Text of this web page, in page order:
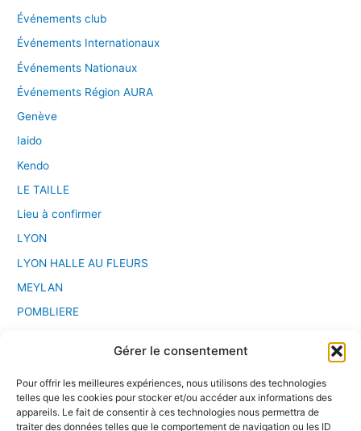
Gérer le consentement
Pour offrir les meilleures expériences, nous utilisons des technologies
telles que les cookies pour stocker et/ou accéder aux informations des
appareils. Le fait de consentir à ces technologies nous permettra de
traiter des données telles que le comportement de navigation ou les ID
Événements club
Événements Internationaux
Événements Nationaux
Événements Région AURA
Genève
Iaido
Kendo
LE TAILLE
Lieu à confirmer
LYON
LYON HALLE AU FLEURS
MEYLAN
POMBLIERE
Sport Chanbara
Stage